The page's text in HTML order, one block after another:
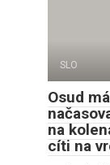
SLO
Osud
na
cíti na